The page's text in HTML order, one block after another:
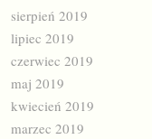
sierpień 2019
lipiec 2019
czerwiec 2019
maj 2019
kwiecień 2019
marzec 2019